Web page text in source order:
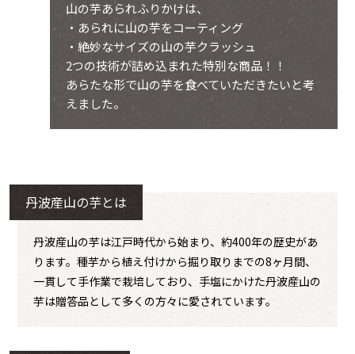
山の芋あられふりかけは、
・あられに山の芋をコーティング
・絶妙なサイズの山の芋クラッシュ
2つの技術が詰め込まれた特別な商品！！
あらたな形で山の芋を食べていただきたいと考
えました。
丹波産山の芋とは
丹波産山の芋は江戸時代から始まり、約400年の歴史があ
ります。種芋から植え付けから掘り取りまでの8ヶ月間、
一貫して手作業で栽培しており、手塩にかけた丹波産山の
芋は贈答品として多くの方々に愛されています。